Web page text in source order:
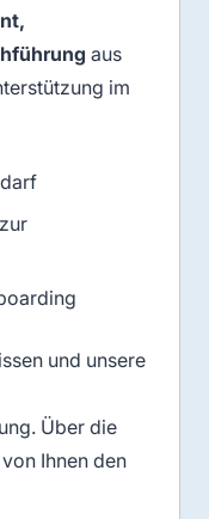
aus
im
und unsere
Über die
Ihnen den